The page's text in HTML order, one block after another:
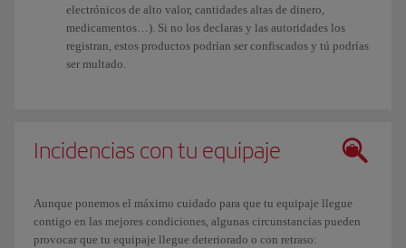
electrónicos de alto valor, cantidades altas de dinero,
medicamentos…). Si no los declaras y las autoridades los
registran, estos productos podrían ser confiscados y tú podrías
ser multado.
Incidencias con tu equipaje
Aunque ponemos el máximo cuidado para que tu equipaje llegue
contigo en las mejores condiciones, algunas circunstancias pueden
provocar que tu equipaje llegue deteriorado o con retraso: